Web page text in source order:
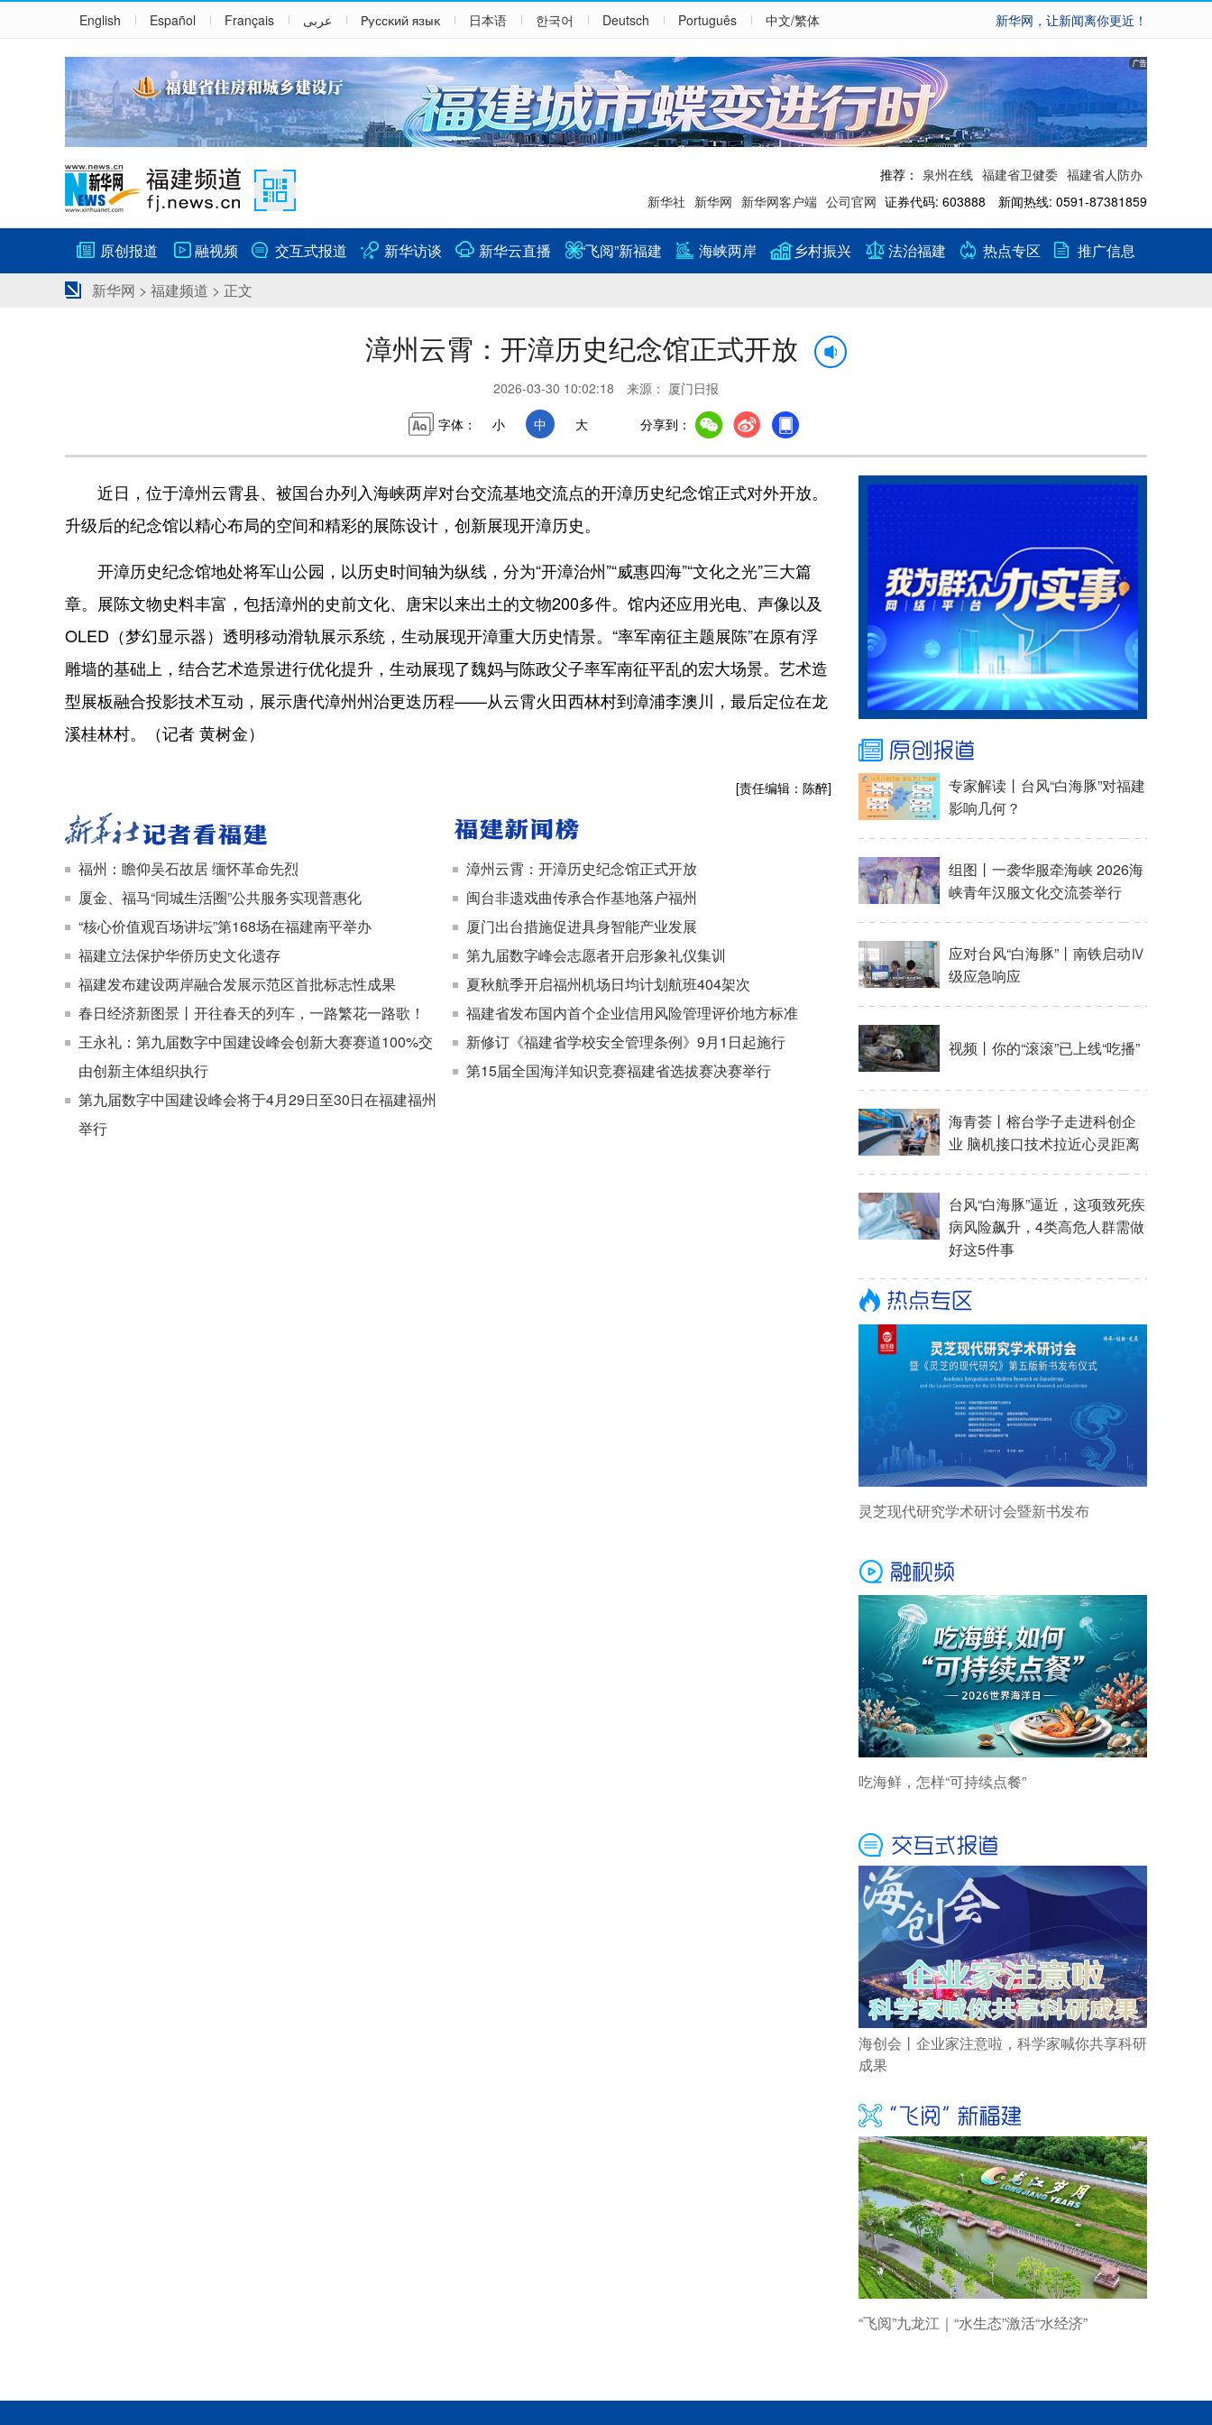
English Español Français عربى Русский язык 日本语 한국어 Deutsch Português 中文/繁体 新华网，让新闻离你更近！
推荐： 泉州在线 福建省卫健委 福建省人防办
新华社 新华网 新华网客户端 公司官网 证券代码: 603888 新闻热线: 0591-87381859
原创报道 融视频 交互式报道 新华访谈 新华云直播 “飞阅”新福建 海峡两岸 乡村振兴 法治福建 热点专区
推广信息
新华网 > 福建频道 > 正文
漳州云霄：开漳历史纪念馆正式开放
2026-03-30 10:02:18 来源： 厦门日报
字体：
小 中 大 分享到：
近日，位于漳州云霄县、被国台办列入海峡两岸对台交流基地交流点的开漳历史纪念馆正式对外开放。
升级后的纪念馆以精心布局的空间和精彩的展陈设计，创新展现开漳历史。
开漳历史纪念馆地处将军山公园，以历史时间轴为纵线，分为“开漳治州”“威惠四海”“文化之光”三大篇
章。展陈文物史料丰富，包括漳州的史前文化、唐宋以来出土的文物200多件。馆内还应用光电、声像以及
OLED（梦幻显示器）透明移动滑轨展示系统，生动展现开漳重大历史情景。“率军南征主题展陈”在原有浮
雕墙的基础上，结合艺术造景进行优化提升，生动展现了魏妈与陈政父子率军南征平乱的宏大场景。艺术造
型展板融合投影技术互动，展示唐代漳州州治更迭历程——从云霄火田西林村到漳浦李澳川，最后定位在龙
溪桂林村。（记者 黄树金）
[责任编辑：陈醉]
福州：瞻仰吴石故居 缅怀革命先烈
厦金、福马“同城生活圈”公共服务实现普惠化
“核心价值观百场讲坛”第168场在福建南平举办
福建立法保护华侨历史文化遗存
福建发布建设两岸融合发展示范区首批标志性成果
春日经济新图景丨开往春天的列车，一路繁花一路歌！
王永礼：第九届数字中国建设峰会创新大赛赛道100%交
由创新主体组织执行
第九届数字中国建设峰会将于4月29日至30日在福建福州
举行
漳州云霄：开漳历史纪念馆正式开放
闽台非遗戏曲传承合作基地落户福州
厦门出台措施促进具身智能产业发展
第九届数字峰会志愿者开启形象礼仪集训
夏秋航季开启福州机场日均计划航班404架次
福建省发布国内首个企业信用风险管理评价地方标准
新修订《福建省学校安全管理条例》9月1日起施行
第15届全国海洋知识竞赛福建省选拔赛决赛举行